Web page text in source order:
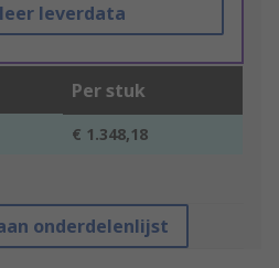
leverdata
Per stuk
€ 1.348,18
onderdelenlijst